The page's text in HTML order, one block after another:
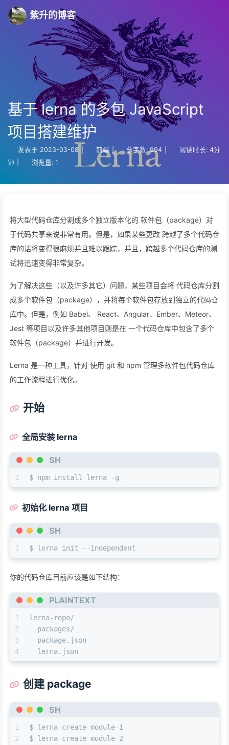
紫升的博客
基于 lerna 的多包 JavaScript
项目搭建维护
发表于 2023-03-08 前端 | 总字数: 994 阅读时长: 4分
钟
浏览量: 1
将大型代码仓库分割成多个独立版本化的 软件包（package）对
于代码共享来说非常有用。但是，如果某些更改 跨越了多个代码仓
库的话将变得很麻烦并且难以跟踪，并且，跨越多个代码仓库的测
试将迅速变得非常复杂。
为了解决这些（以及许多其它）问题，某些项目会将 代码仓库分割
成多个软件包（package），并将每个软件包存放到独立的代码仓
库中。但是，例如 Babel、 React、Angular、Ember、Meteor、
Jest 等项目以及许多其他项目则是在 一个代码仓库中包含了多个
软件包（package）并进行开发。
Lerna 是一种工具，针对 使用 git 和 npm 管理多软件包代码仓库
的工作流程进行优化。
开始
全局安装 lerna
SH
1 $ npm install lerna -g
初始化 lerna 项目
SH
1 $ lerna init --independent
你的代码仓库目前应该是如下结构：
PLAINTEXT
1
2
3
4
lerna-repo/
  packages/
  package.json
  lerna.json
创建 package
SH
1
2
$ lerna create module-1
$ lerna create module-2